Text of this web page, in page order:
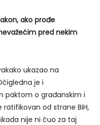
ako prođe
pred nekim
ukazao na
je i
paktom o građanskim i
ratifikovan od strane BiH,
nije ni čuo za taj